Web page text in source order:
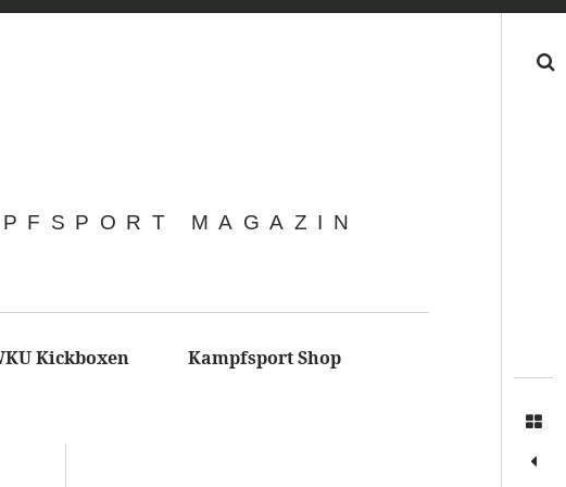
MAGAZIN
Kickboxen Kampfsport Shop